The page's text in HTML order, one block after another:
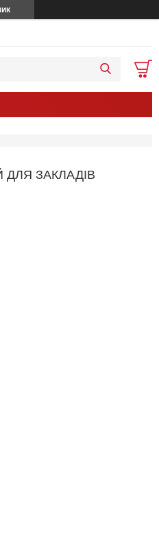
ЗАКЛАДІВ